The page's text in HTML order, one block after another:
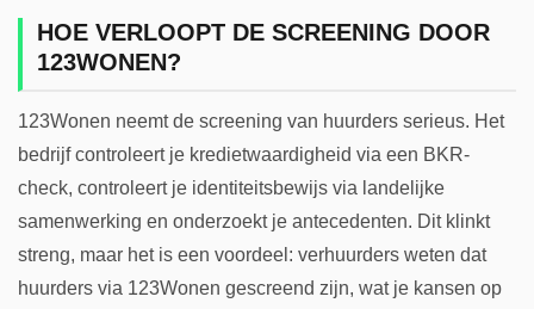
HOE VERLOOPT DE SCREENING DOOR
123WONEN?
123Wonen neemt de screening van huurders serieus. Het
bedrijf controleert je kredietwaardigheid via een BKR-
check, controleert je identiteitsbewijs via landelijke
samenwerking en onderzoekt je antecedenten. Dit klinkt
streng, maar het is een voordeel: verhuurders weten dat
huurders via 123Wonen gescreend zijn, wat je kansen op